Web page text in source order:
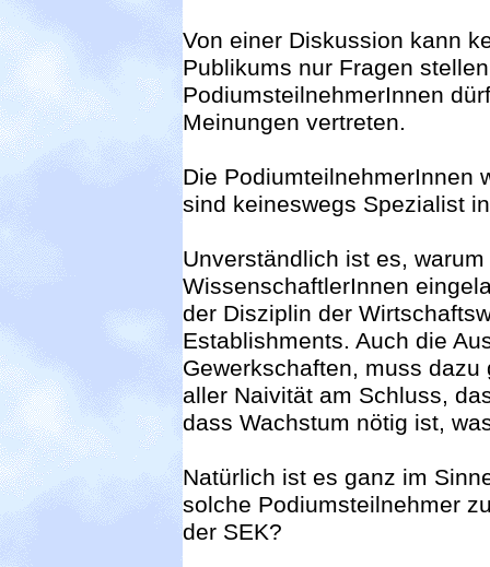
Von einer Diskussion kann
Publikums nur Fragen
PodiumsteilnehmerInnen
Meinungen vertreten.
Die PodiumteilnehmerInnen
sind keineswegs Spezialist
Unverständlich ist es,
WissenschaftlerInnen
der Disziplin der
Establishments. Auch die
Gewerkschaften, muss
aller Naivität am Schluss,
dass Wachstum nötig ist,
Natürlich ist es ganz im
solche Podiumsteilnehmer
der SEK?